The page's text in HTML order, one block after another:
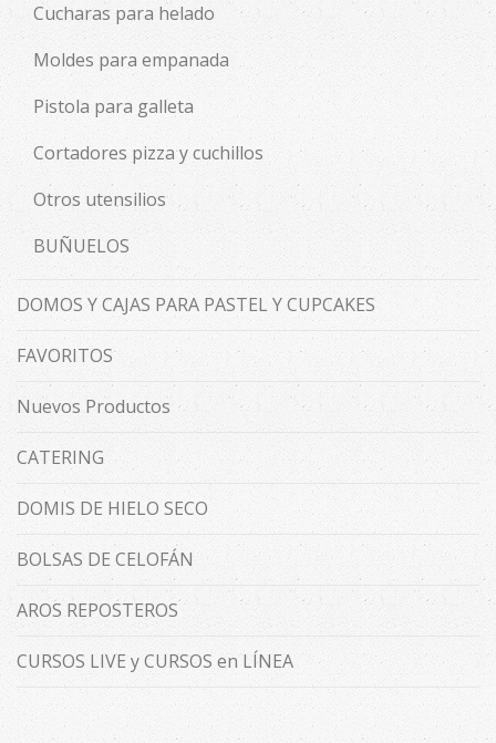
Cucharas para helado
Moldes para empanada
Pistola para galleta
Cortadores pizza y cuchillos
Otros utensilios
BUÑUELOS
DOMOS Y CAJAS PARA PASTEL Y CUPCAKES
FAVORITOS
Nuevos Productos
CATERING
DOMIS DE HIELO SECO
BOLSAS DE CELOFÁN
AROS REPOSTEROS
CURSOS LIVE y CURSOS en LÍNEA